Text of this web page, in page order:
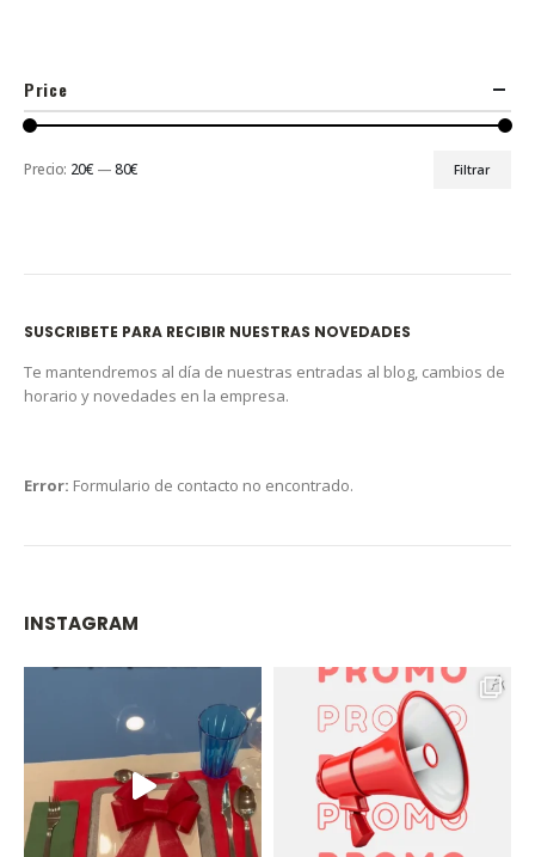
Price
Filtrar
Precio: 20€ —80€
SUSCRIBETE PARA RECIBIR NUESTRAS NOVEDADES
Te mantendremos al día de nuestras entradas al blog, cambios de
horario y novedades en la empresa.
Error: Formulario de contacto no encontrado.
INSTAGRAM